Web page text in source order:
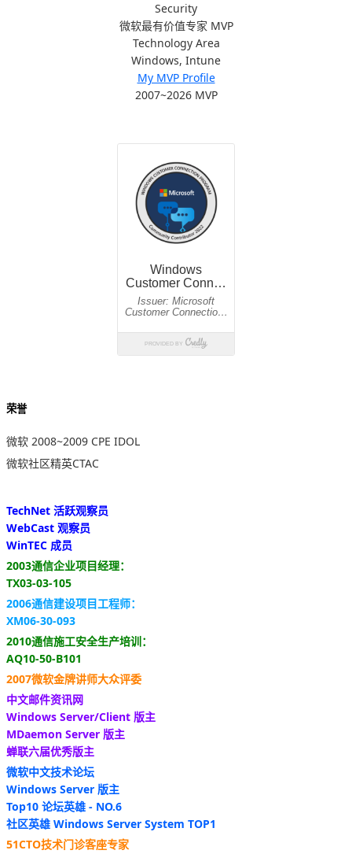
Security
微软最有价值专家 MVP
Technology Area
Windows, Intune
My MVP Profile
2007~2026 MVP
荣誉
微软 2008~2009 CPE IDOL
微软社区精英CTAC
TechNet 活跃观察员
WebCast 观察员
WinTEC 成员
2003通信企业项目经理：
TX03-03-105
2006通信建设项目工程师：
XM06-30-093
2010通信施工安全生产培训：
AQ10-50-B101
2007微软金牌讲师大众评委
中文邮件资讯网
Windows Server/Client 版主
MDaemon Server 版主
蝉联六届优秀版主
微软中文技术论坛
Windows Server 版主
Top10 论坛英雄 - NO.6
社区英雄 Windows Server System TOP1
51CTO技术门诊客座专家